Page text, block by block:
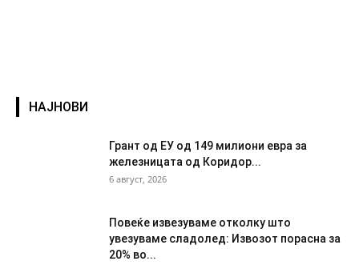
НАЈНОВИ
Грант од ЕУ од 149 милиони евра за
железницата од Коридор...
6 август, 2026
Повеќе извезуваме отколку што
увезуваме сладолед: Извозот порасна за
20% во...